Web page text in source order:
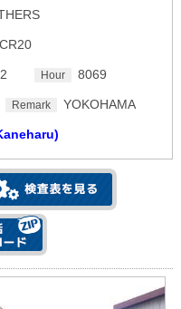
Hour 8069
Remark YOKOHAMA